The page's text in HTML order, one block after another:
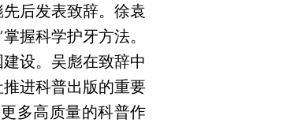
后发表致辞。徐袁
握科学护牙方法。
设。吴彪在致辞中
进科普出版的重要
多高质量的科普作